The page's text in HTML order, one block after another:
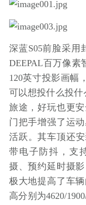
深蓝S05前脸采用
DEEPAL百万像素
120英寸投影画幅
可以想投什么投
旅途，好玩也更
门把手增强了运
活跃。其车顶还
带电子防抖，支
摄、预约延时摄
极大地提高了车
高分别为4620/